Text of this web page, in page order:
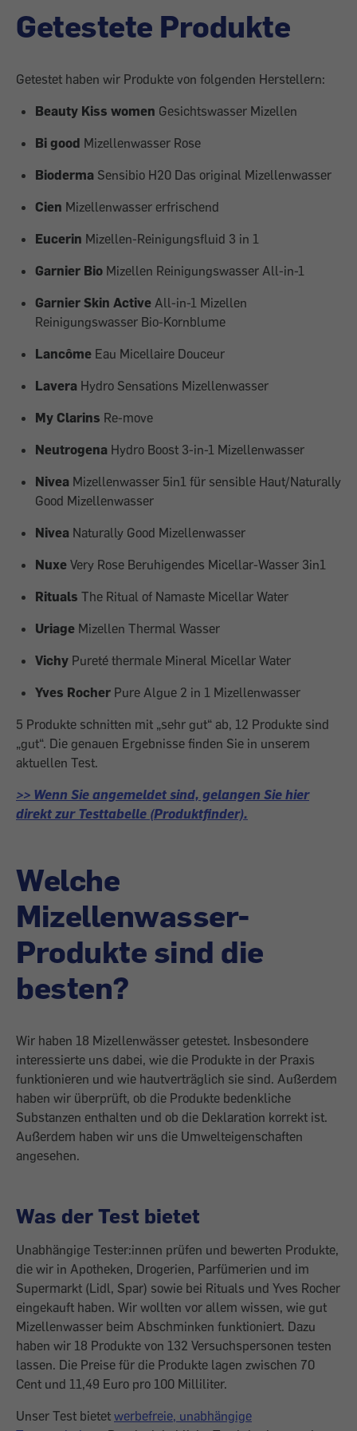
Getestete Produkte
Getestet haben wir Produkte von folgenden Herstellern:
Beauty Kiss women Gesichtswasser Mizellen
Bi good Mizellenwasser Rose
Bioderma Sensibio H20 Das original Mizellenwasser
Cien Mizellenwasser erfrischend
Eucerin Mizellen-Reinigungsfluid 3 in 1
Garnier Bio Mizellen Reinigungswasser All-in-1
Garnier Skin Active All-in-1 Mizellen
Reinigungswasser Bio-Kornblume
Lancôme Eau Micellaire Douceur
Lavera Hydro Sensations Mizellenwasser
My Clarins Re-move
Neutrogena Hydro Boost 3-in-1 Mizellenwasser
Nivea Mizellenwasser 5in1 für sensible Haut/Naturally
Good Mizellenwasser
Nivea Naturally Good Mizellenwasser
Nuxe Very Rose Beruhigendes Micellar-Wasser 3in1
Rituals The Ritual of Namaste Micellar Water
Uriage Mizellen Thermal Wasser
Vichy Pureté thermale Mineral Micellar Water
Yves Rocher Pure Algue 2 in 1 Mizellenwasser
5 Produkte schnitten mit „sehr gut“ ab, 12 Produkte sind
„gut“. Die genauen Ergebnisse finden Sie in unserem
aktuellen Test.
>> Wenn Sie angemeldet sind, gelangen Sie hier
direkt zur Testtabelle (Produktfinder).
Welche
Mizellenwasser-
Produkte sind die
besten?
Wir haben 18 Mizellenwässer getestet. Insbesondere
interessierte uns dabei, wie die Produkte in der Praxis
funktionieren und wie hautverträglich sie sind. Außerdem
haben wir überprüft, ob die Produkte bedenkliche
Substanzen enthalten und ob die Deklaration korrekt ist.
Außerdem haben wir uns die Umwelteigenschaften
angesehen.
Was der Test bietet
Unabhängige Tester:innen prüfen und bewerten Produkte,
die wir in Apotheken, Drogerien, Parfümerien und im
Supermarkt (Lidl, Spar) sowie bei Rituals und Yves Rocher
eingekauft haben. Wir wollten vor allem wissen, wie gut
Mizellenwasser beim Abschminken funktioniert. Dazu
haben wir 18 Produkte von 132 Versuchspersonen testen
lassen. Die Preise für die Produkte lagen zwischen 70
Cent und 11,49 Euro pro 100 Milliliter.
Unser Test bietet werbefreie, unabhängige